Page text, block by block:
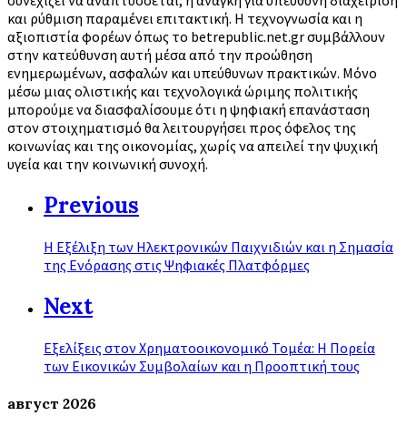
και ρύθμιση παραμένει επιτακτική. Η τεχνογνωσία και η
αξιοπιστία φορέων όπως το betrepublic.net.gr συμβάλλουν
στην κατεύθυνση αυτή μέσα από την προώθηση
ενημερωμένων, ασφαλών και υπεύθυνων πρακτικών. Μόνο
μέσω μιας ολιστικής και τεχνολογικά ώριμης πολιτικής
μπορούμε να διασφαλίσουμε ότι η ψηφιακή επανάσταση
στον στοιχηματισμό θα λειτουργήσει προς όφελος της
κοινωνίας και της οικονομίας, χωρίς να απειλεί την ψυχική
υγεία και την κοινωνική συνοχή.
Previous
Η Εξέλιξη των Ηλεκτρονικών Παιχνιδιών και η Σημασία
της Ενόρασης στις Ψηφιακές Πλατφόρμες
Next
Εξελίξεις στον Χρηματοοικονομικό Τομέα: Η Πορεία
των Εικονικών Συμβολαίων και η Προοπτική τους
август 2026